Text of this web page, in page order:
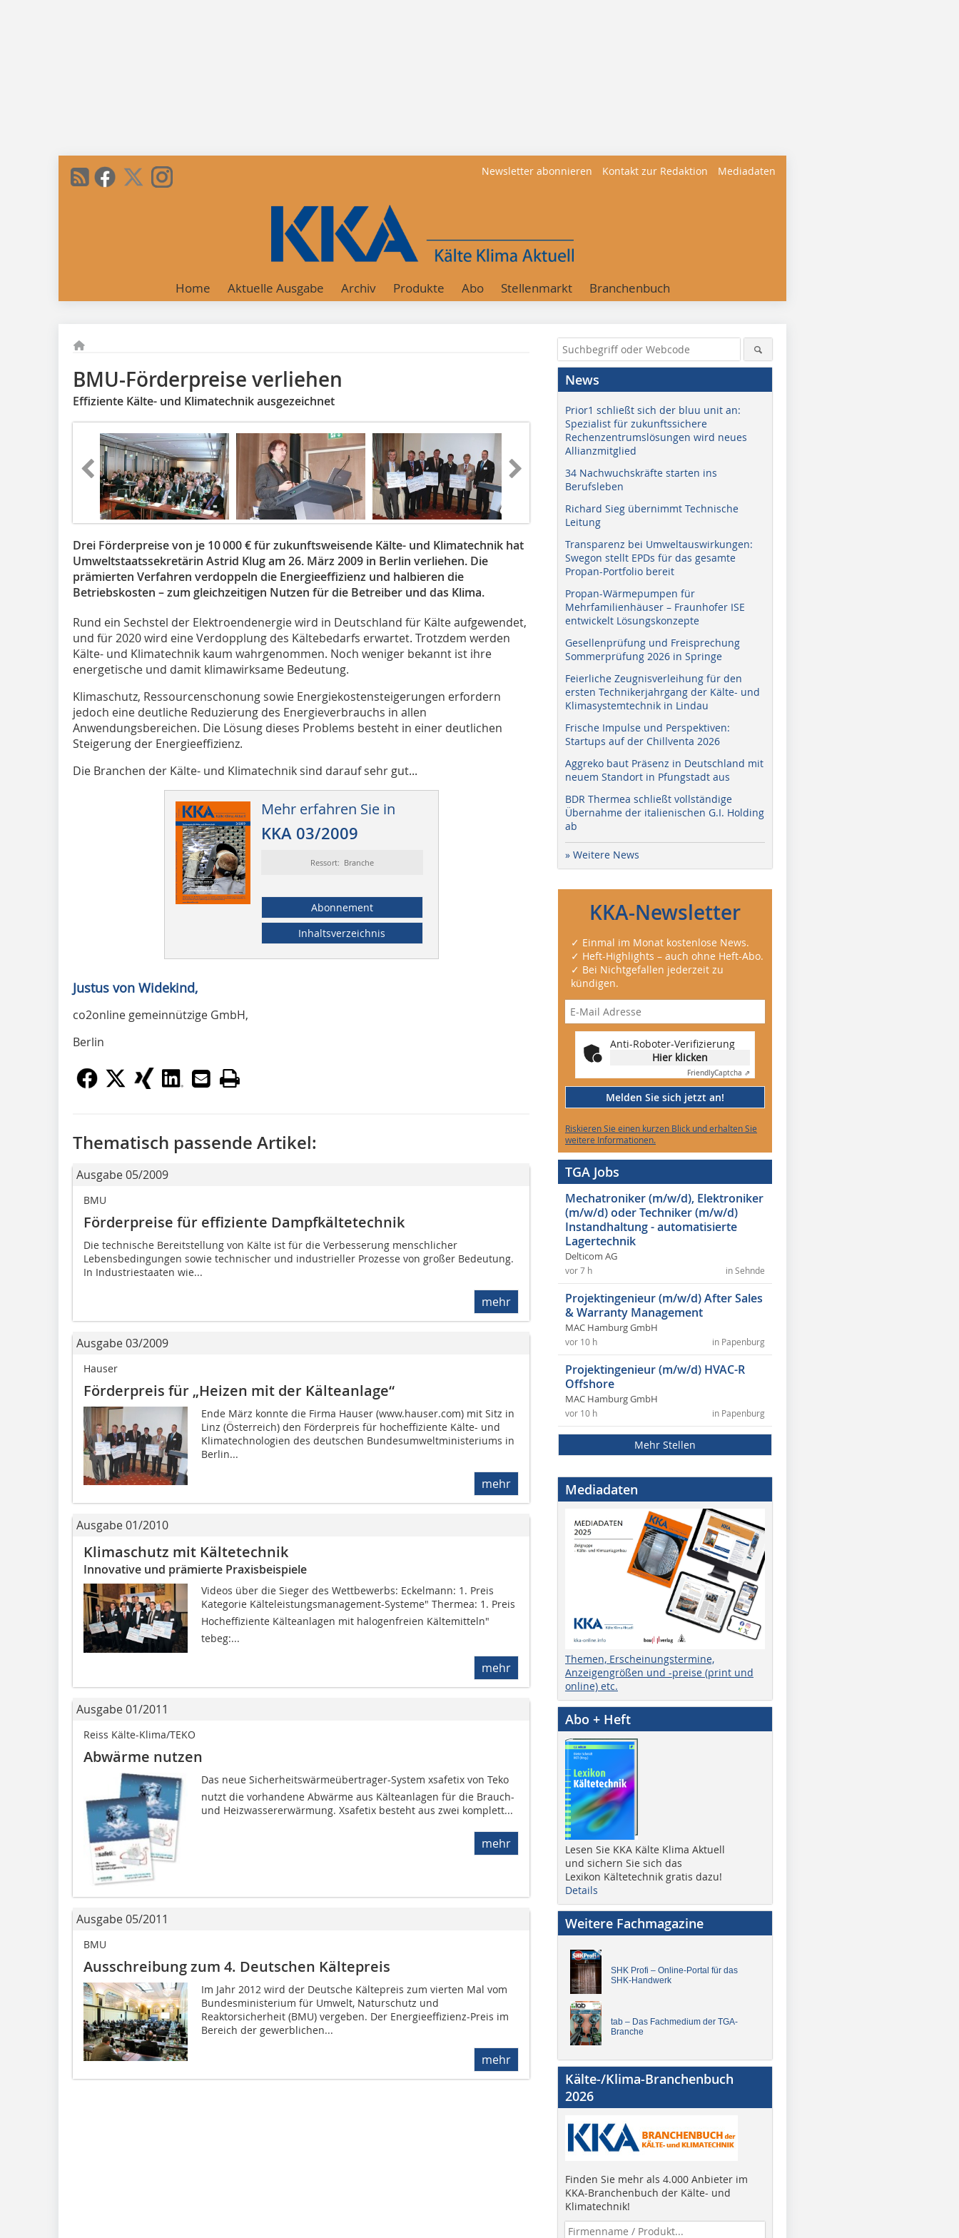
Newsletter abonnieren Kontakt zur Redaktion Mediadaten
Home Aktuelle Ausgabe Archiv Produkte Abo Stellenmarkt Branchenbuch
BMU-Förderpreise verliehen
Effiziente Kälte- und Klimatechnik ausgezeichnet
Drei Förderpreise von je 10 000 € für zukunftsweisende Kälte- und Klimatechnik hat
Umweltstaatssekretärin Astrid Klug am 26. März 2009 in Berlin verliehen. Die
prämierten Verfahren verdoppeln die Energieeffizienz und halbieren die
Betriebskosten – zum gleichzeitigen Nutzen für die Betreiber und das Klima.
Rund ein Sechstel der Elektroendenergie wird in Deutschland für Kälte aufgewendet,
und für 2020 wird eine Verdopplung des Kältebedarfs erwartet. Trotzdem werden
Kälte- und Klimatechnik kaum wahrgenommen. Noch weniger bekannt ist ihre
energetische und damit klimawirksame Bedeutung.
Klimaschutz, Ressourcenschonung sowie Energiekostensteigerungen erfordern
jedoch eine deutliche Reduzierung des Energieverbrauchs in allen
Anwendungsbereichen. Die Lösung dieses Problems besteht in einer deutlichen
Steigerung der Energieeffizienz.
Die Branchen der Kälte- und Klimatechnik sind darauf sehr gut...
Mehr erfahren Sie in
KKA 03/2009
Ressort: Branche
Abonnement
Inhaltsverzeichnis
Justus von Widekind,
co2online gemeinnützige GmbH,
Berlin
Thematisch passende Artikel:
Ausgabe 05/2009
BMU
Förderpreise für effiziente Dampfkältetechnik
Die technische Bereitstellung von Kälte ist für die Verbesserung menschlicher
Lebensbedingungen sowie technischer und industrieller Prozesse von großer Bedeutung.
In Industriestaaten wie...
mehr
Ausgabe 03/2009
Hauser
Förderpreis für „Heizen mit der Kälteanlage“
Ende März konnte die Firma Hauser (www.hauser.com) mit Sitz in
Linz (Österreich) den Förderpreis für hocheffiziente Kälte- und
Klimatechnologien des deutschen Bundesumweltministeriums in
Berlin...
mehr
Ausgabe 01/2010
Klimaschutz mit Kältetechnik
Innovative und prämierte Praxisbeispiele
Videos über die Sieger des Wettbewerbs: Eckelmann: 1. Preis
Kategorie Kälteleistungsmanagement-Systeme" Thermea: 1. Preis
Hocheffiziente Kälteanlagen mit halogenfreien Kältemitteln"
tebeg:...
mehr
Ausgabe 01/2011
Reiss Kälte-Klima/TEKO
Abwärme nutzen
Das neue Sicherheitswärmeübertrager-System xsafetix von Teko
nutzt die vorhandene Abwärme aus Kälteanlagen für die Brauch-
und Heizwassererwärmung. Xsafetix besteht aus zwei komplett...
mehr
Ausgabe 05/2011
BMU
Ausschreibung zum 4. Deutschen Kältepreis
Im Jahr 2012 wird der Deutsche Kältepreis zum vierten Mal vom
Bundesministerium für Umwelt, Naturschutz und
Reaktorsicherheit (BMU) vergeben. Der Energieeffizienz-Preis im
Bereich der gewerblichen...
mehr
News
Prior1 schließt sich der bluu unit an:
Spezialist für zukunftssichere
Rechenzentrumslösungen wird neues
Allianzmitglied
34 Nachwuchskräfte starten ins
Berufsleben
Richard Sieg übernimmt Technische
Leitung
Transparenz bei Umweltauswirkungen:
Swegon stellt EPDs für das gesamte
Propan-Portfolio bereit
Propan-Wärmepumpen für
Mehrfamilienhäuser – Fraunhofer ISE
entwickelt Lösungskonzepte
Gesellenprüfung und Freisprechung
Sommerprüfung 2026 in Springe
Feierliche Zeugnisverleihung für den
ersten Technikerjahrgang der Kälte- und
Klimasystemtechnik in Lindau
Frische Impulse und Perspektiven:
Startups auf der Chillventa 2026
Aggreko baut Präsenz in Deutschland mit
neuem Standort in Pfungstadt aus
BDR Thermea schließt vollständige
Übernahme der italienischen G.I. Holding
ab
» Weitere News
KKA-Newsletter
✓ Einmal im Monat kostenlose News.
✓ Heft-Highlights – auch ohne Heft-Abo.
✓ Bei Nichtgefallen jederzeit zu
kündigen.
Anti-Roboter-Verifizierung
Hier klicken
FriendlyCaptcha ⇗
Melden Sie sich jetzt an!
Riskieren Sie einen kurzen Blick und erhalten Sie
weitere Informationen.
TGA Jobs
Mechatroniker (m/w/d), Elektroniker
(m/w/d) oder Techniker (m/w/d)
Instandhaltung - automatisierte
Lagertechnik
Delticom AG
in Sehnde
vor 7 h
Projektingenieur (m/w/d) After Sales
& Warranty Management
MAC Hamburg GmbH
in Papenburg
vor 10 h
Projektingenieur (m/w/d) HVAC-R
Offshore
MAC Hamburg GmbH
in Papenburg
vor 10 h
Mehr Stellen
Mediadaten
Themen, Erscheinungstermine,
Anzeigengrößen und -preise (print und
online) etc.
Abo + Heft
Lesen Sie KKA Kälte Klima Aktuell
und sichern Sie sich das
Lexikon Kältetechnik gratis dazu!
Details
Weitere Fachmagazine
SHK Profi – Online-Portal für das
SHK-Handwerk
tab – Das Fachmedium der TGA-
Branche
Kälte-/Klima-Branchenbuch
2026
Finden Sie mehr als 4.000 Anbieter im
KKA-Branchenbuch der Kälte- und
Klimatechnik!